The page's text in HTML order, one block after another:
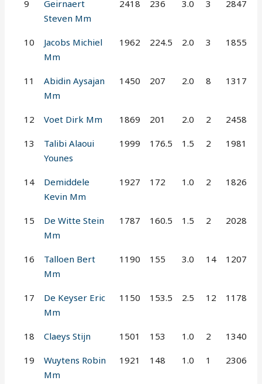
9
Geirnaert
Steven Mm
2418 236 3.0 3 2847
10
Jacobs Michiel
Mm
1962 224.5 2.0 3 1855
11
Abidin Aysajan
Mm
1450 207 2.0 8 1317
12 Voet Dirk Mm 1869 201 2.0 2 2458
13
Talibi Alaoui
Younes
1999 176.5 1.5 2 1981
14
Demiddele
Kevin Mm
1927 172 1.0 2 1826
15
De Witte Stein
Mm
1787 160.5 1.5 2 2028
16
Talloen Bert
Mm
1190 155 3.0 14 1207
17
De Keyser Eric
Mm
1150 153.5 2.5 12 1178
18 Claeys Stijn 1501 153 1.0 2 1340
19
Wuytens Robin
Mm
1921 148 1.0 1 2306